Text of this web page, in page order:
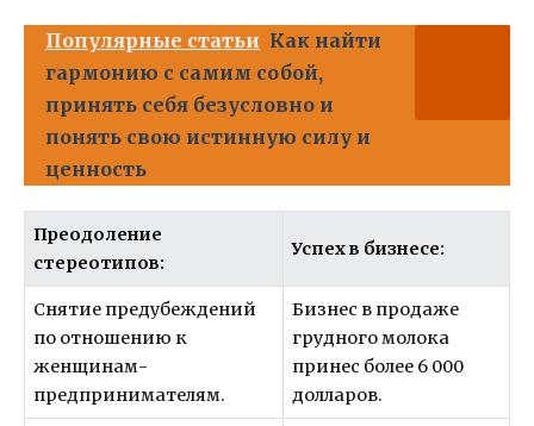
Популярные статьи Как найти
гармонию с самим собой,
принять себя безусловно и
понять свою истинную силу и
ценность
Преодоление
стереотипов:
Успех в бизнесе:
Снятие предубеждений
по отношению к
женщинам-
предпринимателям.
Бизнес в продаже
грудного молока
принес более 6 000
долларов.